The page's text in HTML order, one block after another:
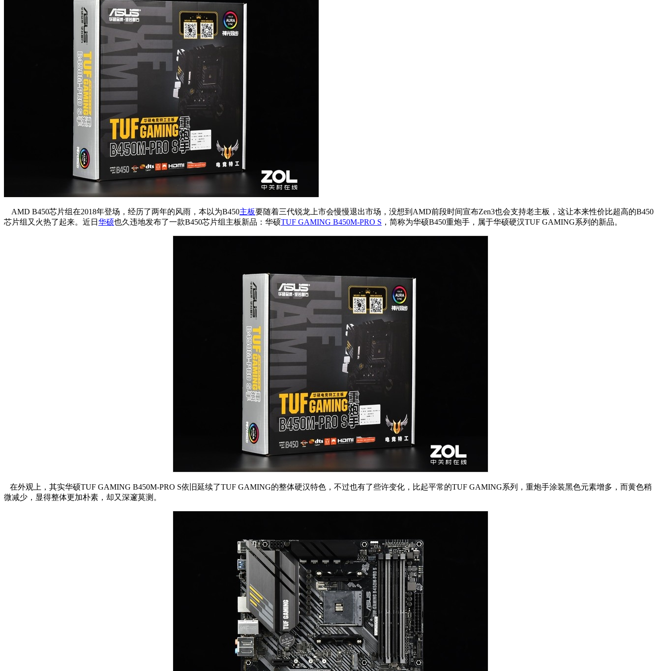
AMD B450芯片组在2018年登场，经历了两年的风雨，本以为B450主板要随着三代锐龙上市会慢慢退出市场，没想到AMD前段时间宣布Zen3也会支持老主板，这让本来性价比超高的B450
芯片组又火热了起来。近日 华硕也久违地发布了一款B450芯片组主板新品：华硕TUF GAMING B450M-PRO S ，简称为华硕B450重炮手，属于华硕硬汉TUF GAMING系列的新品。
在外观上，其实华硕TUF GAMING B450M-PRO S依旧延续了TUF GAMING的整体硬汉特色，不过也有了些许变化，比起平常的TUF GAMING系列，重炮手涂装黑色元素增多，而黄色稍
微减少，显得整体更加朴素，却又深邃莫测。